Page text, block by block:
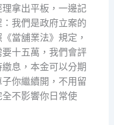
拿出平板，一邊記
我們是政府立案的
當舖業法》規定，
十五萬，我們會評
息，本金可以分期
你繼續開，不用留
不影響你日常使